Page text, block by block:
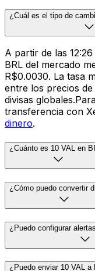
¿Cuál es el tipo de
A partir de las
BRL del mercado
R$0.0030. La tasa
entre los precios
divisas
transferencia con
dinero.
¿Cuánto es 10 VAL en
¿Cómo puedo convertir
¿Puedo configurar
¿Puedo enviar 10 VAL a